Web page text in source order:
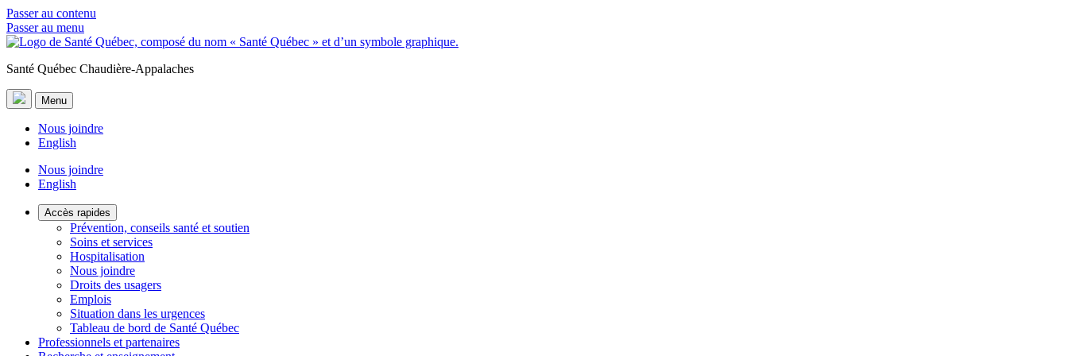
Passer au contenu
Passer au menu
Santé Québec Chaudière-Appalaches
Menu
Nous joindre
English
Nous joindre
English
Accès rapides
Prévention, conseils santé et soutien
Soins et services
Hospitalisation
Nous joindre
Droits des usagers
Emplois
Situation dans les urgences
Tableau de bord de Santé Québec
Professionnels et partenaires